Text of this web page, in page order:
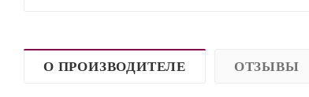
О ПРОИЗВОДИТЕЛЕ ОТЗЫВЫ